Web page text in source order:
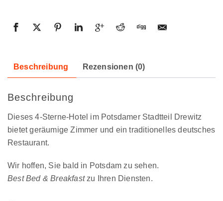
Beschreibung Rezensionen (0)
Beschreibung
Dieses 4-Sterne-Hotel im Potsdamer Stadtteil Drewitz
bietet geräumige Zimmer und ein traditionelles deutsches
Restaurant.
Wir hoffen, Sie bald in Potsdam zu sehen.
Best Bed & Breakfastzu Ihren Diensten.